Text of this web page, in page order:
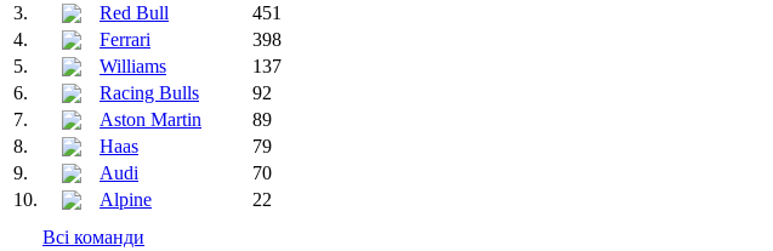
3.
Red Bull
451
4.
Ferrari
398
5.
Williams
137
6.
Racing Bulls
92
7.
Aston Martin
89
8.
Haas
79
9.
Audi
70
10.
Alpine
22
Всі команди